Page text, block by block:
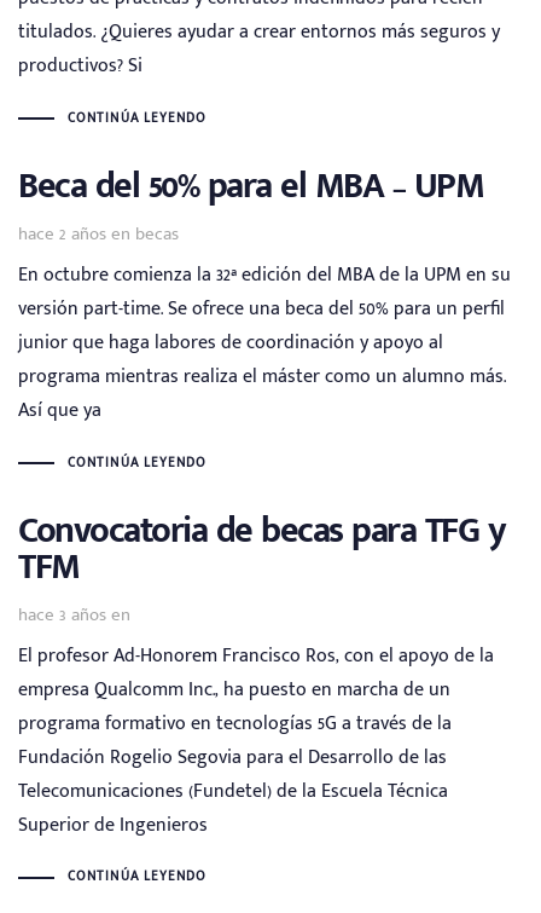
titulados. ¿Quieres ayudar a crear entornos más seguros y
productivos? Si
CONTINÚA LEYENDO
Beca del 50% para el MBA – UPM
hace 2 añosen
Tags becas
En octubre comienza la 32ª edición del MBA de la UPM en su
versión part-time. Se ofrece una beca del 50% para un perfil
junior que haga labores de coordinación y apoyo al
programa mientras realiza el máster como un alumno más.
Así que ya
CONTINÚA LEYENDO
Convocatoria de becas para TFG y
TFM
hace 3 añosen
El profesor Ad-Honorem Francisco Ros, con el apoyo de la
empresa Qualcomm Inc., ha puesto en marcha de un
programa formativo en tecnologías 5G a través de la
Fundación Rogelio Segovia para el Desarrollo de las
Telecomunicaciones (Fundetel) de la Escuela Técnica
Superior de Ingenieros
CONTINÚA LEYENDO